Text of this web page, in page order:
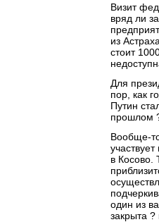
Визит
вряд ли
из
стоит
Для
пор, как
Путин
прошлом
Вообще-
в Косово.
один из
закрыта